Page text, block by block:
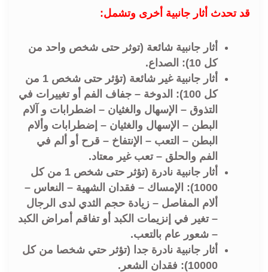
قد تحدث أثار جانبية أخرى وتشمل:
أثار جانبية شائعة (توثر حتى شخص واحد من
كل 10): الصداع.
أثار جانبية غير شائعة (تؤثر حتى شخص 1 من
كل 100): الدوخة – جفاف الفم أو تغييرات في
التذوق – الإسهال والغثيان – اضطرابات و آلام
البطن – الإسهال والغثيان – إضطرابات وألام
البطن – التعب – الإنتفاخ – قرح أو ألم في
الفم والحلق – تعب غير معتاد.
أثار جانبية نادرة (تؤثر حتى شخص 1 من كل
1000): الإمساك – فقدان الشهية – النعاس –
ألام المفاصل – زيادة حجم الثدي لدى الرجال
– تغير في إنزيمات الكبد أو تفاقم أمراض الكبد
– شعور عام بالتعب.
أثار جانبية نادرة جدا (تؤثر حتي شخصا من كل
10000): فقدان الشعر.